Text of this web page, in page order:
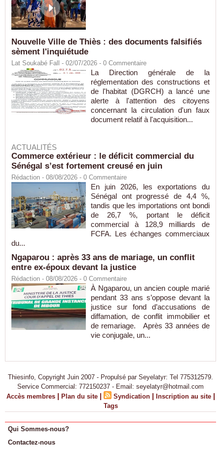
Nouvelle Ville de Thiès : des documents falsifiés
sèment l'inquiétude
Lat Soukabé Fall - 02/07/2026 - 0 Commentaire
La Direction générale de la
réglementation des constructions et
de l'habitat (DGRCH) a lancé une
alerte à l'attention des citoyens
concernant la circulation d'un faux
document relatif à l'acquisition...
ACTUALITÉS
Commerce extérieur : le déficit commercial du
Sénégal s’est fortement creusé en juin
Rédaction - 08/08/2026 - 0 Commentaire
En juin 2026, les exportations du
Sénégal ont progressé de 4,4 %,
tandis que les importations ont bondi
de 26,7 %, portant le déficit
commercial à 128,9 milliards de
FCFA. Les échanges commerciaux
du...
Ngaparou : après 33 ans de mariage, un conflit
entre ex-époux devant la justice
Rédaction - 08/08/2026 - 0 Commentaire
À Ngaparou, un ancien couple marié
pendant 33 ans s’oppose devant la
justice sur fond d’accusations de
diffamation, de conflit immobilier et
de remariage. Après 33 années de
vie conjugale, un...
Thiesinfo, Copyright Juin 2007 - Propulsé par Seyelatyr: Tel 775312579.
Service Commercial: 772150237 - Email: seyelatyr@hotmail.com
Accès membres | Plan du site | Syndication | Inscription au site |
Tags
Qui Sommes-nous?
Contactez-nous